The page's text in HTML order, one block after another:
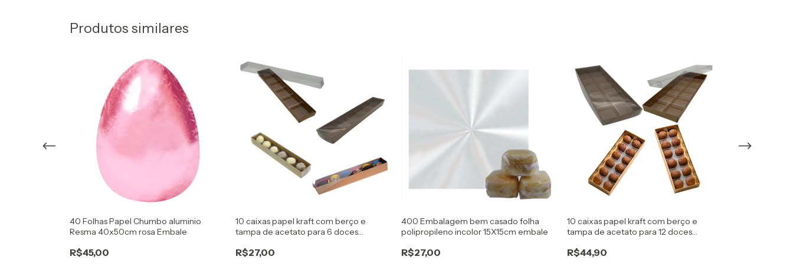
Produtos similares
40 Folhas Papel Chumbo aluminio
Resma 40x50cm rosa Embale
R$45,00
10 caixas papel kraft com berço e
tampa de acetato para 6 doces
R$27,00
400 Embalagem bem casado folha
polipropileno incolor 15X15cm embale
R$27,00
10 caixas papel kraft com berço e
tampa de acetato para 12 doces
R$44,90